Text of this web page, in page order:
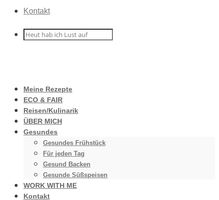
Kontakt
Meine Rezepte
ECO & FAIR
Reisen/Kulinarik
ÜBER MICH
Gesundes
Gesundes Frühstück
Für jeden Tag
Gesund Backen
Gesunde Süßspeisen
WORK WITH ME
Kontakt